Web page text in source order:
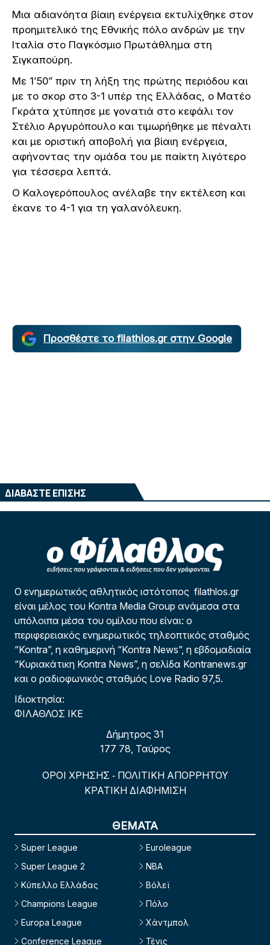
Μια αδιανόητα βίαιη ενέργεια εκτυλίχθηκε στον
προημιτελικό της Εθνικής πόλο ανδρών με την
Ιταλία στο Παγκόσμιο Πρωτάθλημα στη
Σιγκαπούρη.
Με 1’50” πριν τη λήξη της πρώτης περιόδου και
με το σκορ στο 3-1 υπέρ της Ελλάδας, ο Ματέο
Γκράτα χτύπησε με γονατιά στο κεφάλι τον
Στέλιο Αργυρόπουλο και τιμωρήθηκε με πέναλτι
και με οριστική αποβολή για βίαιη ενέργεια,
αφήνοντας την ομάδα του με παίκτη λιγότερο
για τέσσερα λεπτά.
Ο Καλογερόπουλος ανέλαβε την εκτέλεση και
έκανε το 4-1 για τη γαλανόλευκη.
Προσθέστε το filathlos.gr στην Google
ΔΙΑΒΑΣΤΕ ΕΠΙΣΗΣ
Ο ενημερωτικός αθλητικός ιστότοπος filathlos.gr
είναι μέλος του Kontra Media Group ανάμεσα στα
υπόλοιπα μέσα του ομίλου που είναι: ο
περιφερειακός ενημερωτικός τηλεοπτικός σταθμός
“Kontra”, η καθημερινή “Kontra News”, η εβδομαδιαία
“Κυριακάτικη Kontra News”, η σελίδα Kontranews.gr
και ο ραδιοφωνικός σταθμός Love Radio 97,5.
Ιδιοκτησία:
ΦΙΛΑΘΛΟΣ ΙΚΕ
Δήμητρος 31
177 78, Ταύρος
ΟΡΟΙ ΧΡΗΣΗΣ - ΠΟΛΙΤΙΚΗ ΑΠΟΡΡΗΤΟΥ
ΚΡΑΤΙΚΗ ΔΙΑΦΗΜΙΣΗ
ΘΕΜΑΤΑ
Super League
Super League 2
Κύπελλο Ελλάδας
Champions League
Europa League
Conference League
Euroleague
NBA
Βόλεϊ
Πόλο
Χάντμπολ
Τένις